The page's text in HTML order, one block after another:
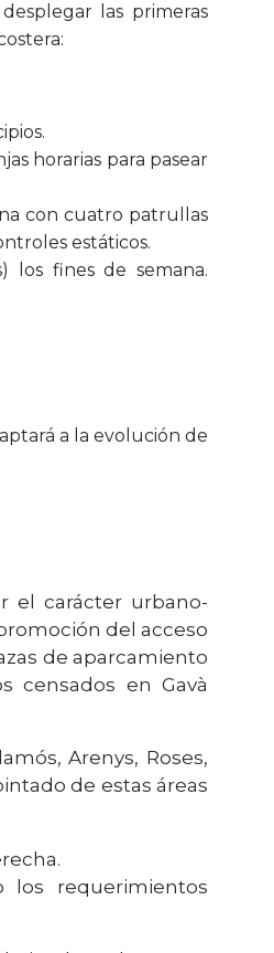
las primeras
horarias para pasear
con cuatro patrullas
estáticos.
los fines de semana.
a la evolución de
el carácter urbano-
del acceso
de aparcamiento
censados ​​en Gavà
Arenys, Roses,
de estas áreas
los requerimientos